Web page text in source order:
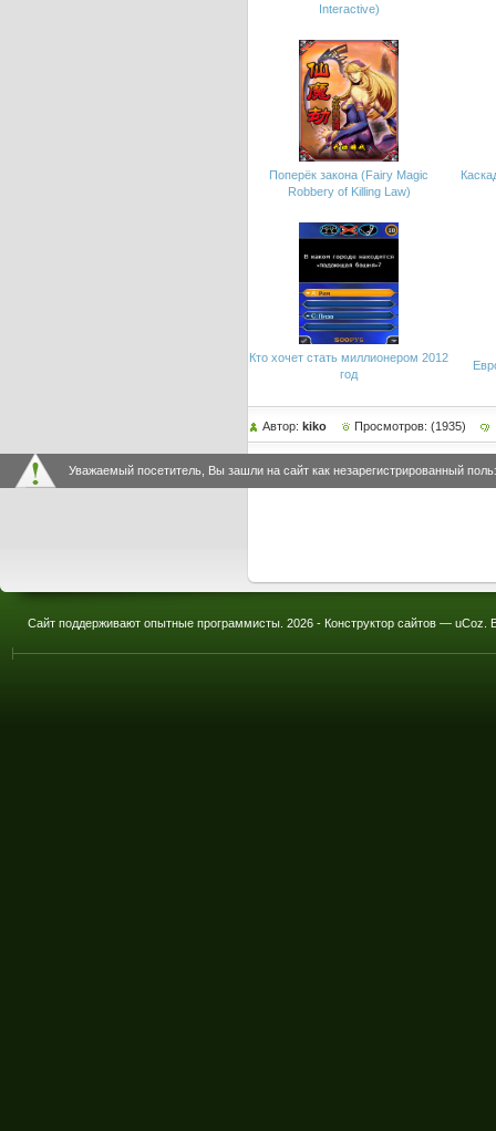
Interactive)
Поперёк закона (Fairy Magic
Robbery of Killing Law)
Кто хочет стать миллионером 2012
год
Автор: kiko Просмотров: (1935)
Уважаемый посетитель, Вы зашли на сайт как незарегистрированный
Сайт поддерживают опытные программисты. 2026 - Конструктор сайтов — uCoz .